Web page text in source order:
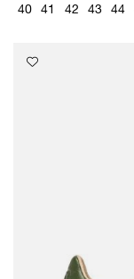
40 41 42 43 44